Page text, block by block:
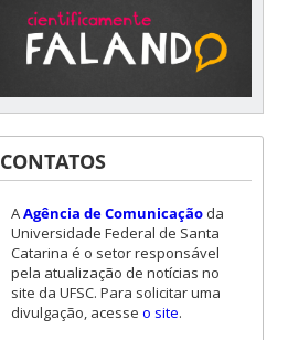
CONTATOS
AAgência de Comunicaçãoda
Universidade Federal de Santa
Catarina é o setor responsável
pela atualização de notícias no
site da UFSC. Para solicitar uma
divulgação, acesse o site.